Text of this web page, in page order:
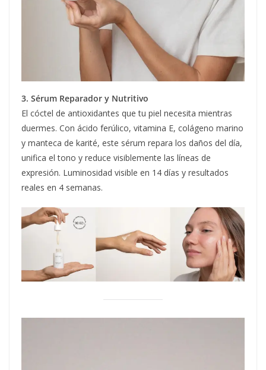
3. Sérum Reparador y Nutritivo
El cóctel de antioxidantes que tu piel necesita mientras
duermes. Con ácido ferúlico, vitamina E, colágeno marino
y manteca de karité, este sérum repara los daños del día,
unifica el tono y reduce visiblemente las líneas de
expresión. Luminosidad visible en 14 días y resultados
reales en 4 semanas.